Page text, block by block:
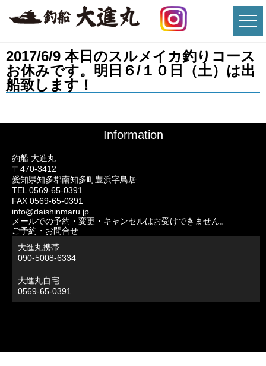
2017/6/9 本日のスルメイカ釣りコース
お休みです。明日６/１０日（土）は出
船致します！
Information
釣船 大進丸
〒470-3412
愛知県知多郡南知多町豊浜字鳥居
TEL 0569-65-0391
FAX 0569-65-0391
info@daishinmaru.jp
メールでの予約・変更・キャンセルはお受けできません。
ご予約・お問合せ
大進丸携帯
090-5008-6334
大進丸自宅
0569-65-0391